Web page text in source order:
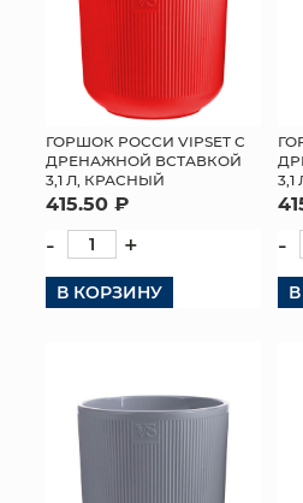
ГОРШОК РОССИ VIPSET С
ДРЕНАЖНОЙ ВСТАВКОЙ
3,1 Л, КРАСНЫЙ
415.50 ₽
- +
В КОРЗИНУ
-